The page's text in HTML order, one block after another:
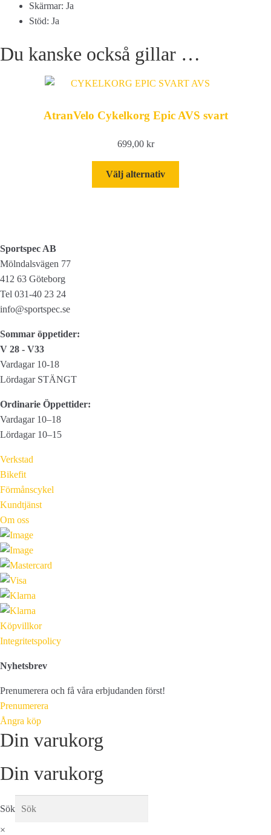
Skärmar: Ja
Stöd: Ja
Du kanske också gillar …
AtranVelo Cykelkorg Epic AVS svart
699,00 kr
Välj alternativ
Sportspec AB
Mölndalsvägen 77
412 63 Göteborg
Tel 031-40 23 24
info@sportspec.se
Sommar öppetider:
V 28 - V33
Vardagar 10-18
Lördagar STÄNGT
Ordinarie Öppettider:
Vardagar 10–18
Lördagar 10–15
Verkstad
Bikefit
Förmånscykel
Kundtjänst
Om oss
Köpvillkor
Integritetspolicy
Nyhetsbrev
Prenumerera och få våra erbjudanden först!
Prenumerera
Ångra köp
Din varukorg
Din varukorg
Sök
×